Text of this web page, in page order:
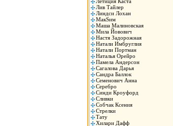
Лив Тайлер
Линдси Лохан
МакSим
Маша Малиновская
Мила Йовович
Настя Задорожная
Натали Имбруглия
Натали Портман
Наталья Орейро
Памела Андерсон
Сагалова Дарья
Сандра Баллок
Семенович Анна
Серебро
Синди Кроуфорд
Сливки
Собчак Ксения
Стрелки
Тату
Хилари Дафф